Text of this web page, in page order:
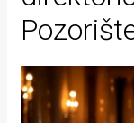
Intervju
Kolumne
Kultura